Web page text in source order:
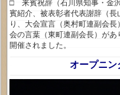
□ 来賓祝辞（石川県知事・金
賓紹介、被表彰者代表謝辞（
り、大会宣言（奥村町連副会
会の言葉（東町連副会長）が
開催されました。
オープニ